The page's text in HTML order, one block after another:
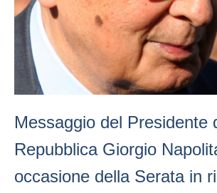
Messaggio del Presidente
Repubblica Giorgio
occasione della Serata in